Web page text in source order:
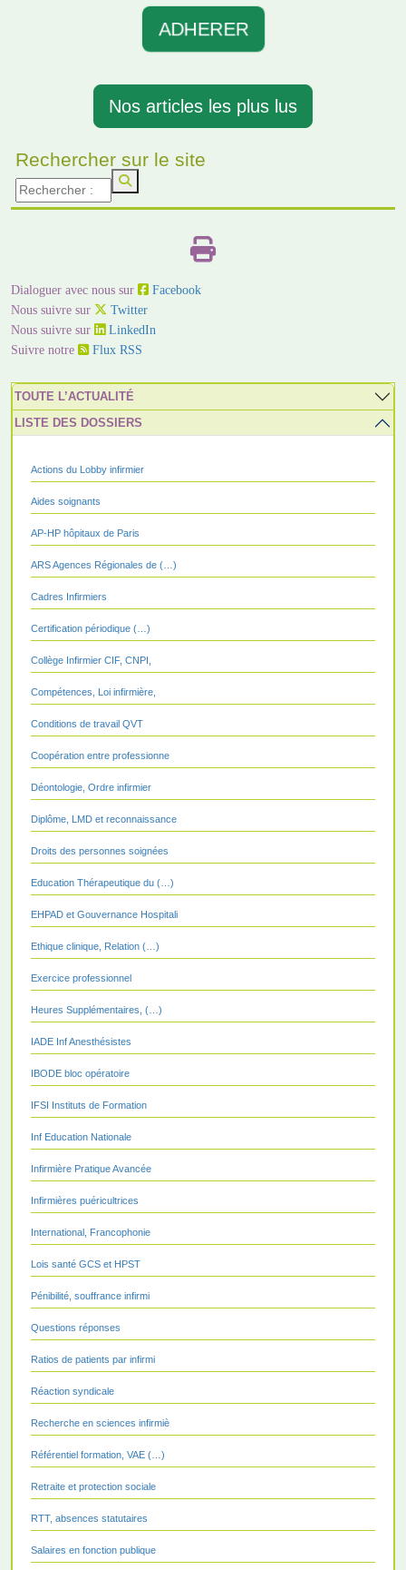
ADHERER
Nos articles les plus lus
Rechercher sur le site
Dialoguer avec nous sur
Facebook
Nous suivre sur
Twitter
Nous suivre sur
LinkedIn
Suivre notre
Flux RSS
TOUTE L’ACTUALITÉ
LISTE DES DOSSIERS
Actions du Lobby infirmier
Aides soignants
AP-HP hôpitaux de Paris
ARS Agences Régionales de (…)
Cadres Infirmiers
Certification périodique (…)
Collège Infirmier CIF, CNPI,
Compétences, Loi infirmière,
Conditions de travail QVT
Coopération entre professionne
Déontologie, Ordre infirmier
Diplôme, LMD et reconnaissance
Droits des personnes soignées
Education Thérapeutique du (…)
EHPAD et Gouvernance Hospitali
Ethique clinique, Relation (…)
Exercice professionnel
Heures Supplémentaires, (…)
IADE Inf Anesthésistes
IBODE bloc opératoire
IFSI Instituts de Formation
Inf Education Nationale
Infirmière Pratique Avancée
Infirmières puéricultrices
International, Francophonie
Lois santé GCS et HPST
Pénibilité, souffrance infirmi
Questions réponses
Ratios de patients par infirmi
Réaction syndicale
Recherche en sciences infirmiè
Référentiel formation, VAE (…)
Retraite et protection sociale
RTT, absences statutaires
Salaires en fonction publique